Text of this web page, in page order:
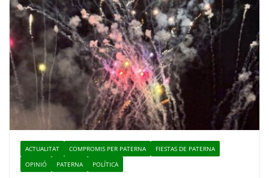
ACTUALITAT COMPROMIS PER PATERNA
FIESTAS DE PATERNA
OPINIÓ
PATERNA POLÍTICA